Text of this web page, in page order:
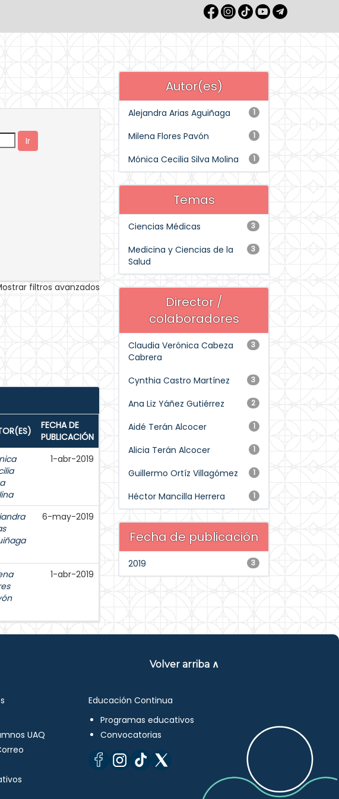
filtros avanzados
FECHA DE
PUBLICACIÓN
1-abr-2019
6-may-2019
1-abr-2019
Autor(es)
1
Alejandra Arias Aguiñaga
1
Milena Flores Pavón
1
Mónica Cecilia Silva Molina
Temas
3
Ciencias Médicas
3
Medicina y Ciencias de la
Salud
Director /
colaboradores
3
Claudia Verónica Cabeza
Cabrera
3
Cynthia Castro Martínez
2
Ana Liz Yáñez Gutiérrez
1
Aidé Terán Alcocer
1
Alicia Terán Alcocer
1
Guillermo Ortíz Villagómez
1
Héctor Mancilla Herrera
Fecha de publicación
3
2019
Volver arriba ∧
UAQ
Educación Continua
Programas educativos
Convocatorias